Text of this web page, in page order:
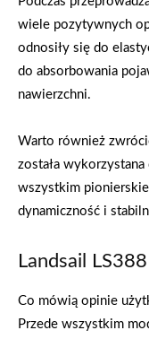
wiele pozytywnych
odnosiły się do
do absorbowania
nawierzchni.
Warto również
została
wszystkim
dynamiczność i
Landsail LS388
Co mówią opinie
Przede wszystkim